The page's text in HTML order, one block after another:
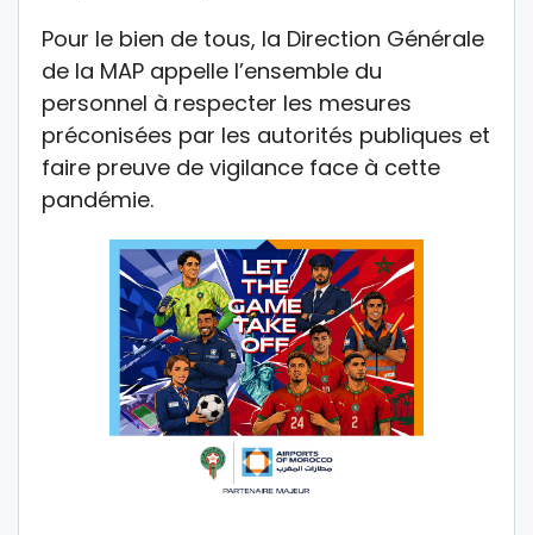
Pour le bien de tous, la Direction Générale
de la MAP appelle l’ensemble du
personnel à respecter les mesures
préconisées par les autorités publiques et
faire preuve de vigilance face à cette
pandémie.